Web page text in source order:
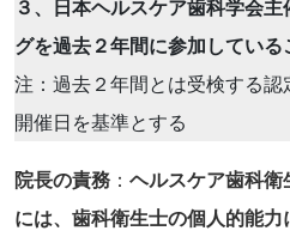
３、日本ヘルスケア歯科学会
グを過去２年間に参加している
注：過去２年間とは受検する
開催日を基準とする
院長の責務 ： ヘルスケア歯科衛
には、歯科衛生士の個人的能